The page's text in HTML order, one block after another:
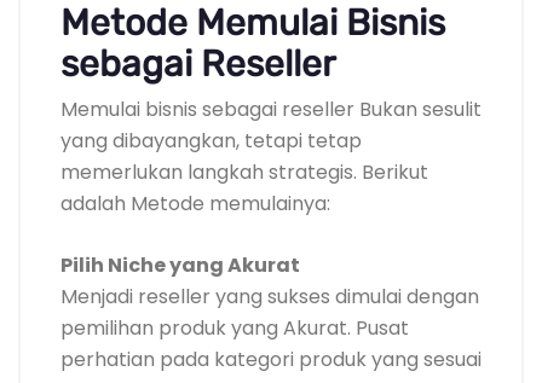
Metode Memulai Bisnis
sebagai Reseller
Memulai bisnis sebagai reseller Bukan sesulit
yang dibayangkan, tetapi tetap
memerlukan langkah strategis. Berikut
adalah Metode memulainya:
Pilih Niche yang Akurat
Menjadi reseller yang sukses dimulai dengan
pemilihan produk yang Akurat. Pusat
perhatian pada kategori produk yang sesuai